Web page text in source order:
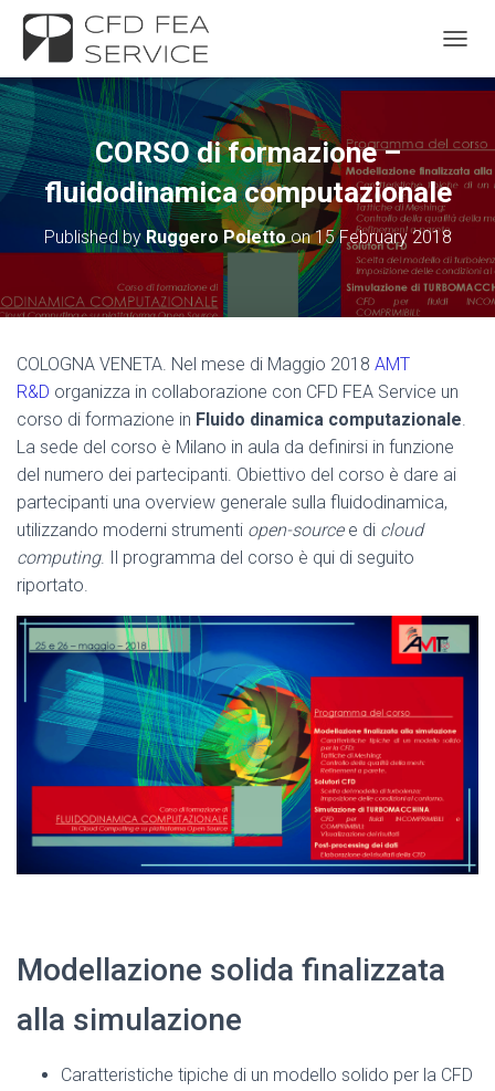
CORSO di formazione –
fluidodinamica computazionale
Published byRuggero Polettoon15 February 2018
COLOGNA VENETA. Nel mese di Maggio 2018 AMT
R&D organizza in collaborazione con CFD FEA Service un
corso di formazione in Fluido dinamica computazionale.
La sede del corso è Milano in aula da definirsi in funzione
del numero dei partecipanti. Obiettivo del corso è dare ai
partecipanti una overview generale sulla fluidodinamica,
utilizzando moderni strumenti open-sourcee di cloud
computing. Il programma del corso è qui di seguito
riportato.
Modellazione solida finalizzata
alla simulazione
Caratteristiche tipiche di un modello solido per la CFD